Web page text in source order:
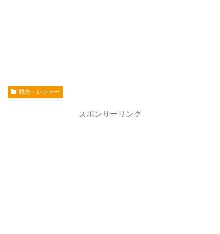
観光・レジャー
スポンサーリンク